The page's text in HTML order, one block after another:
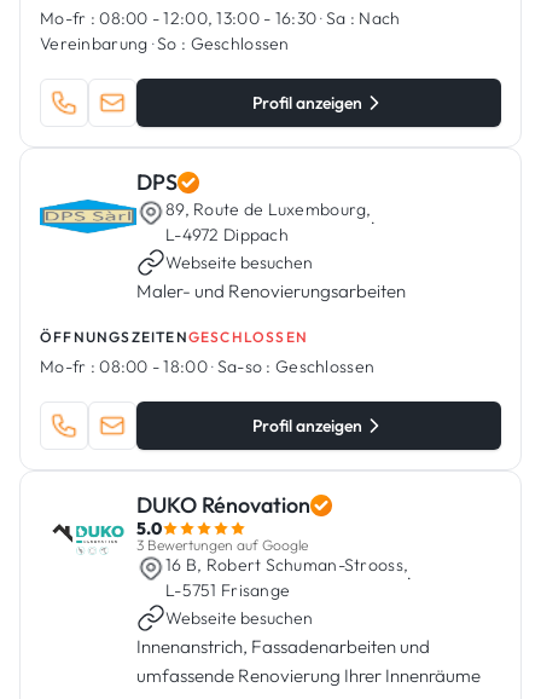
Mo-fr : 08:00 - 12:00, 13:00 - 16:30·Sa : Nach
Vereinbarung ·So : Geschlossen
Profil anzeigen
DPS
89, Route de Luxembourg,
L-4972 Dippach
·
Webseite besuchen
Maler- und Renovierungsarbeiten
ÖFFNUNGSZEITENGESCHLOSSEN
Mo-fr : 08:00 - 18:00·Sa-so : Geschlossen
Profil anzeigen
DUKO Rénovation
5.0
3 Bewertungen auf Google
16 B, Robert Schuman-Strooss,
L-5751 Frisange
·
Webseite besuchen
Innenanstrich, Fassadenarbeiten und
umfassende Renovierung Ihrer Innenräume